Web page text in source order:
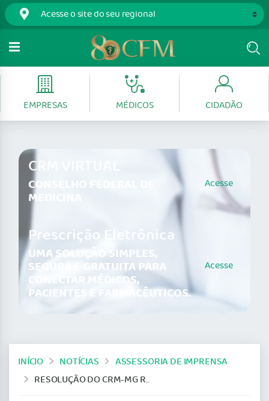
EMPRESAS MÉDICOS CIDADÃO
CRM VIRTUAL
CONSELHO FEDERAL DE
MEDICINA
Acesse
Prescrição Eletrônica
UMA SOLUÇÃO SIMPLES,
SEGURA E GRATUITA PARA
CONECTAR MÉDICOS,
PACIENTES E FARMACÊUTICOS.
Acesse
INÍCIO NOTÍCIAS
ASSESSORIA DE IMPRENSA
RESOLUÇÃO DO CRM-MG REFORÇA MOVIMENTO PELA CBHPM